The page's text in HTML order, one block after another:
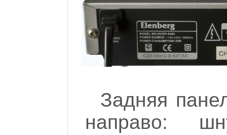
Задняя
направо: